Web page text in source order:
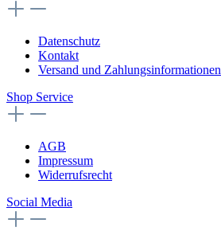
Datenschutz
Kontakt
Versand und Zahlungsinformationen
Shop Service
AGB
Impressum
Widerrufsrecht
Social Media